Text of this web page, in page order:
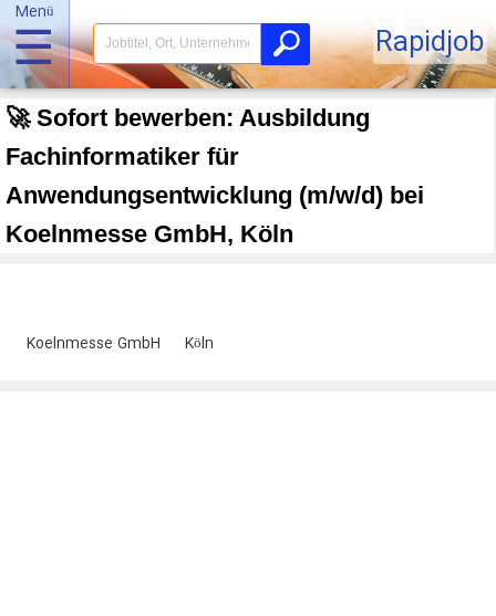
Menü
☰ Rapidjob
🚀 Sofort bewerben: Ausbildung
Fachinformatiker für
Anwendungsentwicklung (m/w/d) bei
Koelnmesse GmbH, Köln
Koelnmesse GmbH Köln